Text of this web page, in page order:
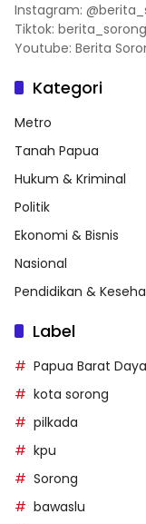
Instagram:
Tiktok:
Youtube: Berita
Kategori
Metro
Tanah Papua
Hukum & Kriminal
Politik
Ekonomi & Bisnis
Nasional
Pendidikan &
Label
Papua Barat Daya
kota sorong
pilkada
kpu
Sorong
bawaslu